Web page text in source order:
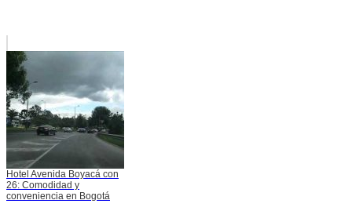
Hotel Avenida Boyacá con
26: Comodidad y
conveniencia en Bogotá